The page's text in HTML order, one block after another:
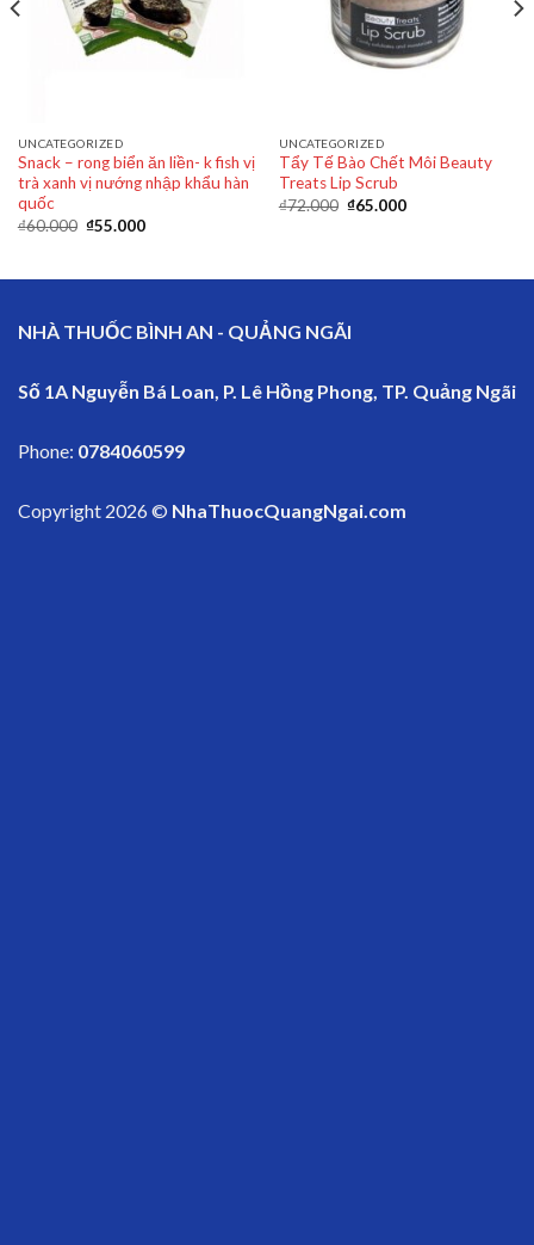
UNCATEGORIZED
Snack – rong biển ăn liền- k fish vị
trà xanh vị nướng nhập khẩu hàn
quốc
₫60.000 ₫55.000
UNCATEGORIZED
Tẩy Tế Bào Chết Môi Beauty
Treats Lip Scrub
₫72.000 ₫65.000
NHÀ THUỐC BÌNH AN - QUẢNG NGÃI
Số 1A Nguyễn Bá Loan, P. Lê Hồng Phong, TP. Quảng Ngãi
Phone: 0784060599
Copyright 2026 © NhaThuocQuangNgai.com